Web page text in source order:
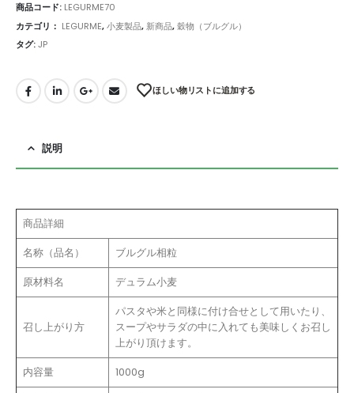
商品コード: LEGURME70
カテゴリ： LEGURME,小麦製品,新商品,穀物（ブルグル）
タグ:JP
ほしい物リストに追加する
説明
商品詳細
名称（品名）
ブルグル相粒
原材料名
デュラム小麦
召し上がり方
パスタや米と同様に付け合せとして用いたり、
スープやサラダの中に入れても美味しくお召し
上がり頂けます。
内容量
1000g